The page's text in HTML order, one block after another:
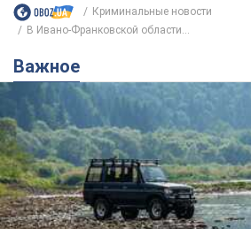
Криминальные новости
В Ивано-Франковской области...
Важное